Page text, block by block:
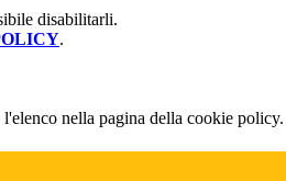
disabilitarli.
.
nella pagina della cookie policy.